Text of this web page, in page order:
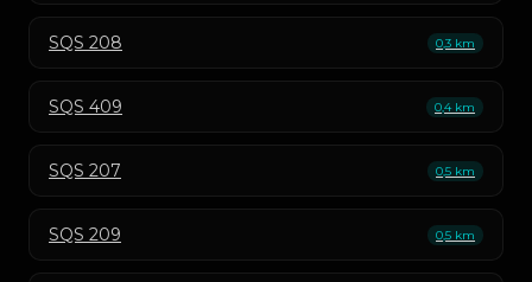
SQS 208 0,3 km
SQS 409 0,4 km
SQS 207 0,5 km
SQS 209 0,5 km